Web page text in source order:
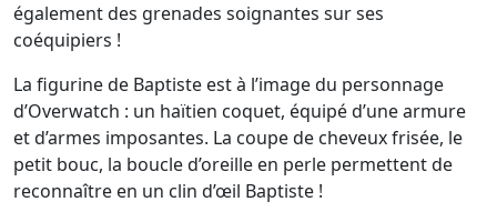
également des grenades soignantes sur ses
coéquipiers !
La figurine de Baptiste est à l’image du personnage
d’Overwatch : un haïtien coquet, équipé d’une armure
et d’armes imposantes. La coupe de cheveux frisée, le
petit bouc, la boucle d’oreille en perle permettent de
reconnaître en un clin d’œil Baptiste !